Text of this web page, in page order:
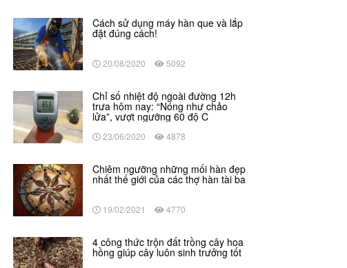
Cách sử dụng máy hàn que và lắp
đặt đúng cách!
20/08/2020 5092
Chỉ số nhiệt độ ngoài đường 12h
trưa hôm nay: “Nóng như chảo
lửa”, vượt ngưỡng 60 độ C
23/06/2020 4878
Chiêm ngưỡng những mối hàn đẹp
nhất thế giới của các thợ hàn tài ba
19/02/2021 4770
4 công thức trộn đất trồng cây hoa
hồng giúp cây luôn sinh trưởng tốt